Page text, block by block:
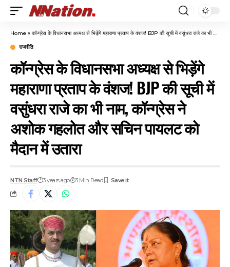
Home » कॉन्ग्रेस के विधानसभा अध्यक्ष से भिड़ेंगे महाराणा प्रताप के वंशज! BJP की सूची में वसुंधरा राजे का भी नाम, कॉन्ग्रेस ने अशोक गहलोत और सचिन पायलट को मैदान में उतारा
राजनीति
कॉन्ग्रेस के विधानसभा अध्यक्ष से भिड़ेंगे
महाराणा प्रताप के वंशज! BJP की सूची में
वसुंधरा राजे का भी नाम, कॉन्ग्रेस ने
अशोक गहलोत और सचिन पायलट को
मैदान में उतारा
NTN Staff 3 years ago 3 Min Read